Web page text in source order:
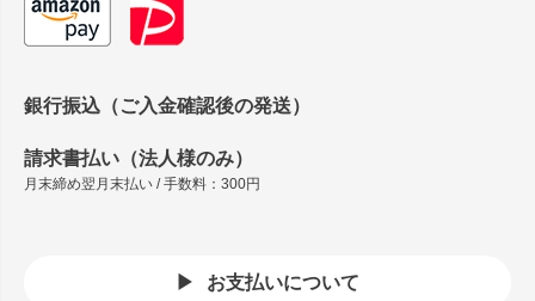
銀行振込（ご入金確認後の発送）
請求書払い（法人様のみ）
月末締め翌月末払い / 手数料：300円
お支払いについて